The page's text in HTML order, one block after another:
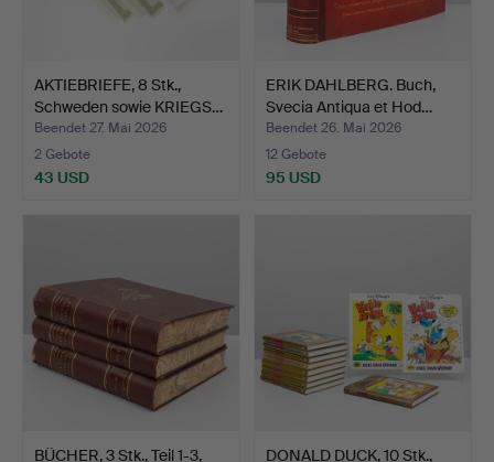
AKTIEBRIEFE, 8 Stk.,
Schweden sowie KRIEGS…
Beendet 27. Mai 2026
2 Gebote
43 USD
ERIK DAHLBERG. Buch,
Svecia Antiqua et Hod…
Beendet 26. Mai 2026
12 Gebote
95 USD
BÜCHER, 3 Stk., Teil 1-3,
DONALD DUCK, 10 Stk.,